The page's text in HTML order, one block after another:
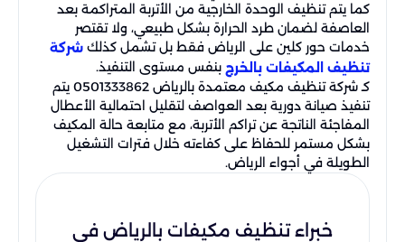
كما يتم تنظيف الوحدة الخارجية من الأتربة المتراكمة بعد
العاصفة لضمان طرد الحرارة بشكل طبيعي، ولا تقتصر
خدمات حور كلين على الرياض فقط بل تشمل كذلك شركة
تنظيف المكيفات بالخرج بنفس مستوى التنفيذ.
كـ شركة تنظيف مكيف معتمدة بالرياض 0501333862 يتم
تنفيذ صيانة دورية بعد العواصف لتقليل احتمالية الأعطال
المفاجئة الناتجة عن تراكم الأتربة، مع متابعة حالة المكيف
بشكل مستمر للحفاظ على كفاءته خلال فترات التشغيل
الطويلة في أجواء الرياض.
خبراء تنظيف مكيفات بالرياض في